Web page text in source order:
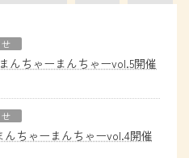
んちゃーまんちゃーvol.5開催
んちゃーまんちゃーvol.4開催